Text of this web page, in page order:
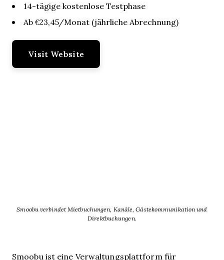
14-tägige kostenlose Testphase
Ab €23,45/Monat (jährliche Abrechnung)
Visit Website
Smoobu verbindet Mietbuchungen, Kanäle, Gästekommunikation und
Direktbuchungen.
Smoobu ist eine Verwaltungsplattform für